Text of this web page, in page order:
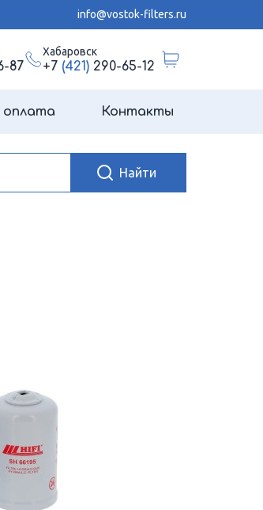
info@vostok-filters.ru
87
Хабаровск
+7 (421)290-65-12
Контакты